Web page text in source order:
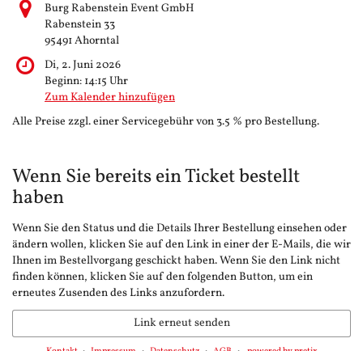
Burg Rabenstein Event GmbH
Rabenstein 33
95491 Ahorntal
Di, 2. Juni 2026
Beginn: 14:15 Uhr
Zum Kalender hinzufügen
Alle Preise zzgl. einer Servicegebühr von 3.5 % pro Bestellung.
Wenn Sie bereits ein Ticket bestellt
haben
Wenn Sie den Status und die Details Ihrer Bestellung einsehen oder
ändern wollen, klicken Sie auf den Link in einer der E-Mails, die wir
Ihnen im Bestellvorgang geschickt haben. Wenn Sie den Link nicht
finden können, klicken Sie auf den folgenden Button, um ein
erneutes Zusenden des Links anzufordern.
Link erneut senden